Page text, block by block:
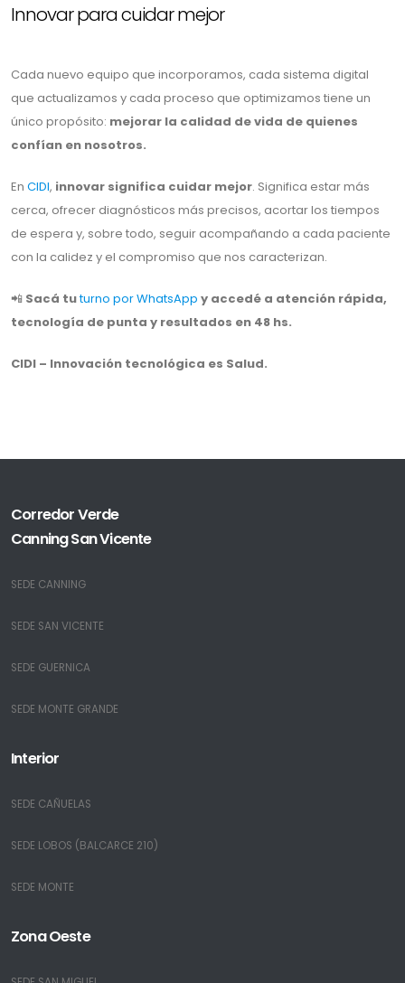
Innovar para cuidar mejor
Cada nuevo equipo que incorporamos, cada sistema digital
que actualizamos y cada proceso que optimizamos tiene un
único propósito: mejorar la calidad de vida de quienes
confían en nosotros.
En CIDI, innovar significa cuidar mejor. Significa estar más
cerca, ofrecer diagnósticos más precisos, acortar los tiempos
de espera y, sobre todo, seguir acompañando a cada paciente
con la calidez y el compromiso que nos caracterizan.
📲 Sacá tuturno por WhatsApp y accedé a atención rápida,
tecnología de punta y resultados en 48 hs.
CIDI – Innovación tecnológica es Salud.
Corredor Verde
Canning San Vicente
SEDE CANNING
SEDE SAN VICENTE
SEDE GUERNICA
SEDE MONTE GRANDE
Interior
SEDE CAÑUELAS
SEDE LOBOS (BALCARCE 210)
SEDE MONTE
Zona Oeste